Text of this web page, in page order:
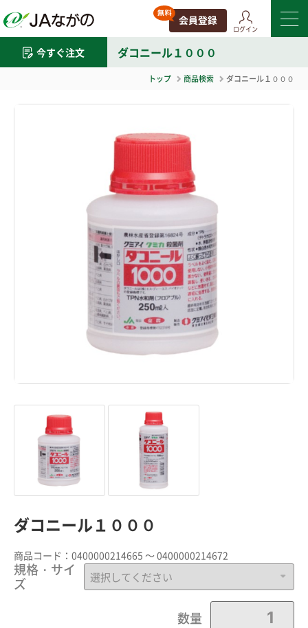
ログイン
今すぐ注文 ダコニール１０００
トップ 商品検索 ダコニール１０００
ダコニール１０００
商品コード： 0400000214665 ～ 0400000214672
規格・サイ
ズ
数量